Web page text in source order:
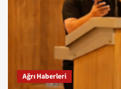
Ağrı Haberleri